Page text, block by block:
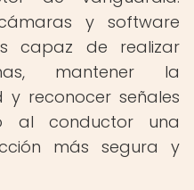
y software
capaz de realizar
mantener la
reconocer señales
al conductor una
más segura y